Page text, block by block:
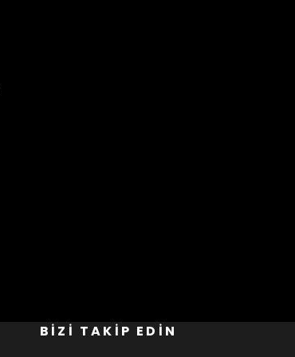
BİZİ TAKİP EDİN